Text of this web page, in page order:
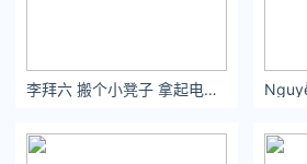
李拜六 搬个小凳子 拿起电风扇